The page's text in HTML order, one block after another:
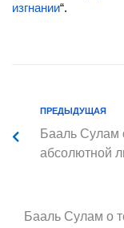
изгнании“.
ПРЕДЫДУЩАЯ
Бааль Сулам
абсолютной
Бааль Сулам о